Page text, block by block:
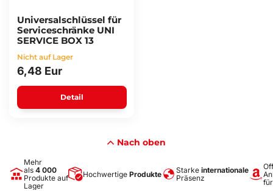
Universalschlüssel für
Serviceschränke UNI
SERVICE BOX 13
Nicht auf Lager
6,48 Eur
Detail
Nach oben
Mehr
als 4 000
Produkte auf
Lager
Hochwertige Produkte Starke internationale
Präsenz